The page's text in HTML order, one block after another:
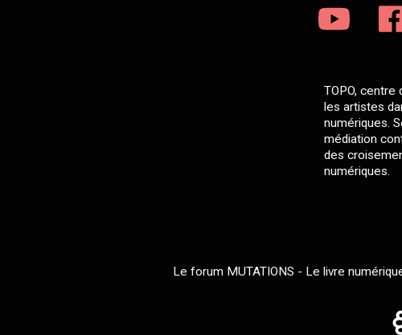
TOPO,
les artistes
numériques.
médiation
des
numériques.
Le forum MUTATIONS - Le livre